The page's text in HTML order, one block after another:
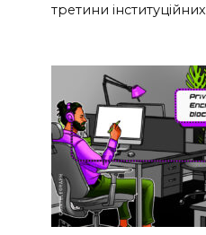
третини інституційних